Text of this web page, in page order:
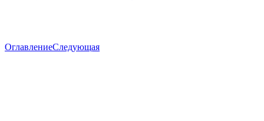
ОглавлениеСледующая